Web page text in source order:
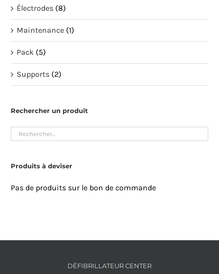
Électrodes (8)
Maintenance (1)
Pack (5)
Supports (2)
Rechercher un produit
Produits à deviser
Pas de produits sur le bon de commande
DÉFIBRILLATEUR CENTER